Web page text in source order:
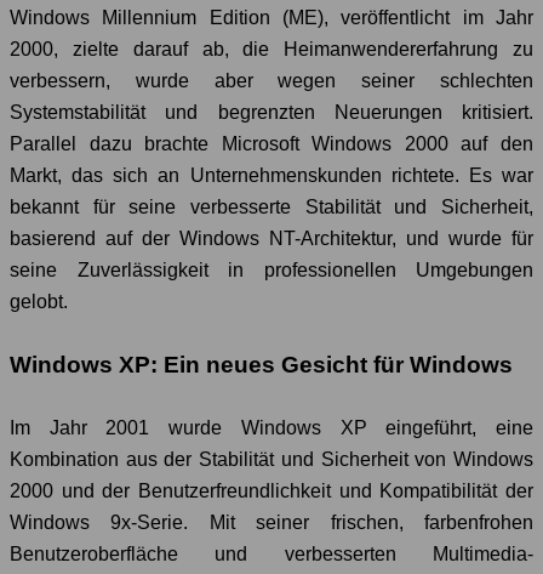
Windows Millennium Edition (ME), veröffentlicht im Jahr
2000, zielte darauf ab, die Heimanwendererfahrung zu
verbessern, wurde aber wegen seiner schlechten
Systemstabilität und begrenzten Neuerungen kritisiert.
Parallel dazu brachte Microsoft Windows 2000 auf den
Markt, das sich an Unternehmenskunden richtete. Es war
bekannt für seine verbesserte Stabilität und Sicherheit,
basierend auf der Windows NT-Architektur, und wurde für
seine Zuverlässigkeit in professionellen Umgebungen
gelobt.
Windows XP: Ein neues Gesicht für Windows
Im Jahr 2001 wurde Windows XP eingeführt, eine
Kombination aus der Stabilität und Sicherheit von Windows
2000 und der Benutzerfreundlichkeit und Kompatibilität der
Windows 9x-Serie. Mit seiner frischen, farbenfrohen
Benutzeroberfläche und verbesserten Multimedia-